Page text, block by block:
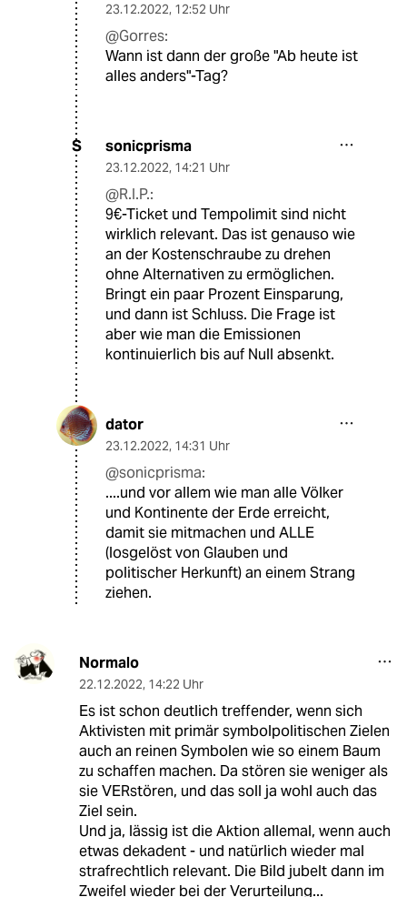
23.12.2022, 12:52 Uhr
@Gorres:
Wann ist dann der große "Ab heute ist
alles anders"-Tag?
S sonicprisma
23.12.2022, 14:21 Uhr
@R.I.P.:
9€-Ticket und Tempolimit sind nicht
wirklich relevant. Das ist genauso wie
an der Kostenschraube zu drehen
ohne Alternativen zu ermöglichen.
Bringt ein paar Prozent Einsparung,
und dann ist Schluss. Die Frage ist
aber wie man die Emissionen
kontinuierlich bis auf Null absenkt.
dator
23.12.2022, 14:31 Uhr
@sonicprisma:
....und vor allem wie man alle Völker
und Kontinente der Erde erreicht,
damit sie mitmachen und ALLE
(losgelöst von Glauben und
politischer Herkunft) an einem Strang
ziehen.
Normalo
22.12.2022, 14:22 Uhr
Es ist schon deutlich treffender, wenn sich
Aktivisten mit primär symbolpolitischen Zielen
auch an reinen Symbolen wie so einem Baum
zu schaffen machen. Da stören sie weniger als
sie VERstören, und das soll ja wohl auch das
Ziel sein.
Und ja, lässig ist die Aktion allemal, wenn auch
etwas dekadent - und natürlich wieder mal
strafrechtlich relevant. Die Bild jubelt dann im
Zweifel wieder bei der Verurteilung...